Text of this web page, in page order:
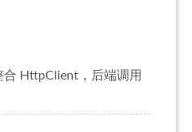
合 HttpClient，后端调用